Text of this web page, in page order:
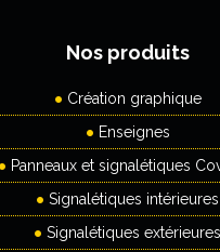
Nos produits
Création graphique
Enseignes
Panneaux et signalétiques
Signalétiques intérieures
Signalétiques extérieures